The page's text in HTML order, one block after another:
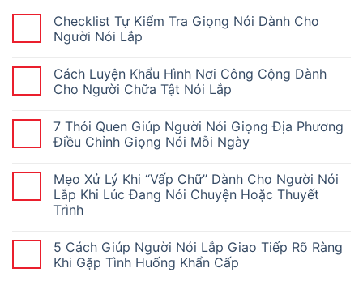
Checklist Tự Kiểm Tra Giọng Nói Dành Cho
Người Nói Lắp
Cách Luyện Khẩu Hình Nơi Công Cộng Dành
Cho Người Chữa Tật Nói Lắp
7 Thói Quen Giúp Người Nói Giọng Địa Phương
Điều Chỉnh Giọng Nói Mỗi Ngày
Mẹo Xử Lý Khi “Vấp Chữ” Dành Cho Người Nói
Lắp Khi Lúc Đang Nói Chuyện Hoặc Thuyết
Trình
5 Cách Giúp Người Nói Lắp Giao Tiếp Rõ Ràng
Khi Gặp Tình Huống Khẩn Cấp